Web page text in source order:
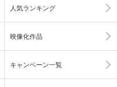
人気ランキング
映像化作品
キャンペーン一覧